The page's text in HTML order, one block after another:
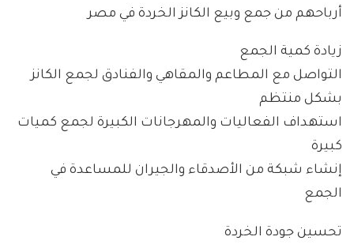
أرباحهم من جمع وبيع الكانز الخردة في مصر
زيادة كمية الجمع
التواصل مع المطاعم والمقاهي والفنادق لجمع الكانز
بشكل منتظم
استهداف الفعاليات والمهرجانات الكبيرة لجمع كميات
كبيرة
إنشاء شبكة من الأصدقاء والجيران للمساعدة في
الجمع
تحسين جودة الخردة